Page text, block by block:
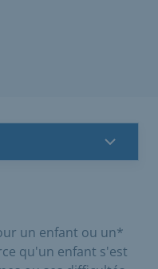
un enfant ou un*
qu'un enfant s'est